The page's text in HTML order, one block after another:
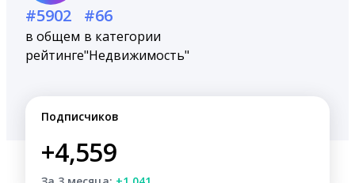
#5902
в общем
рейтинге
#66
в категории
"Недвижимость"
Подписчиков
+4,559